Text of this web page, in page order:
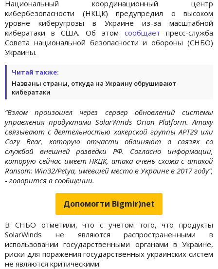
Национальный координационный центр
кибербезопасности (НКЦК) предупредил о высоком
уровне киберугрозы в Украине из-за масштабной
кибератаки в США. Об этом сообщает пресс-служба
Совета национальной безопасности и обороны (СНБО)
Украины.
Читай также:
Названы страны, откуда на Украину обрушивают
кибератаки
“Взлом произошел через сервер обновлений системы
управления продуктами SolarWinds Orion Platform. Атаку
связывают с деятельностью хакерской группы APT29 или
Cozy Bear, которую отчасти обвиняют в связях со
службой внешней разведки РФ. Согласно информации,
которую сейчас имеет НКЦК, атака очень схожа с атакой
Ransom: Win32/Petya, имевшей место в Украине в 2017 году“,
- говорится в сообщении.
Допомогти Bigmir)net
В СНБО отметили, что с учетом того, что продукты
SolarWinds не являются распространенными в
использовании государственными органами в Украине,
риски для поражения государственных украинских систем
не являются критическими.